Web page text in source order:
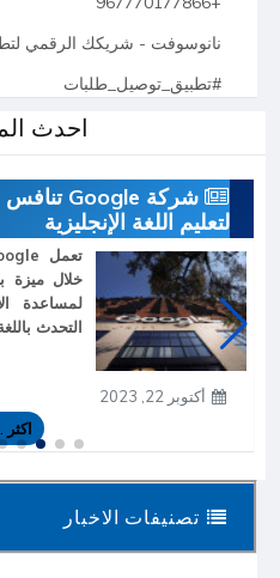
تصنيفات الاخبار
نانوسوفت - شريكك الرقمي
#تطبيق_توصيل_طلبات
احدث
لتعليم اللغة الإنجليزية
لمساعدة
التحدث
أكتوبر 22, 2023
اكثر